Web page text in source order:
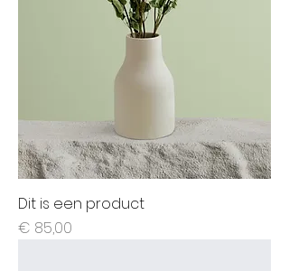
Dit is een product
Prijs
€ 85,00